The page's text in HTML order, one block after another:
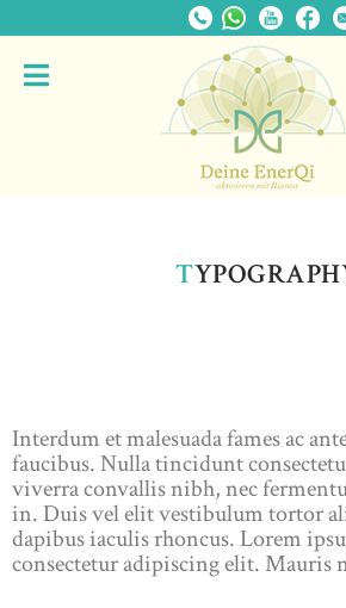
T
Interdum et malesuada fames ac
faucibus. Nulla tincidunt
viverra convallis nibh, nec
in. Duis vel elit vestibulum tortor
dapibus iaculis rhoncus. Lorem
consectetur adipiscing elit. Mauris